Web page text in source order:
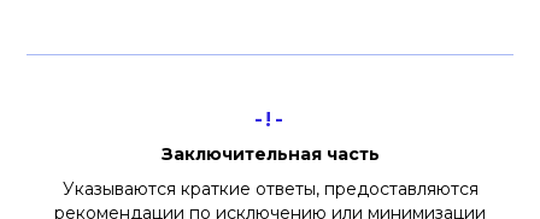
-!-
Заключительная часть
Указываются краткие ответы, предоставляются
рекомендации по исключению или минимизации